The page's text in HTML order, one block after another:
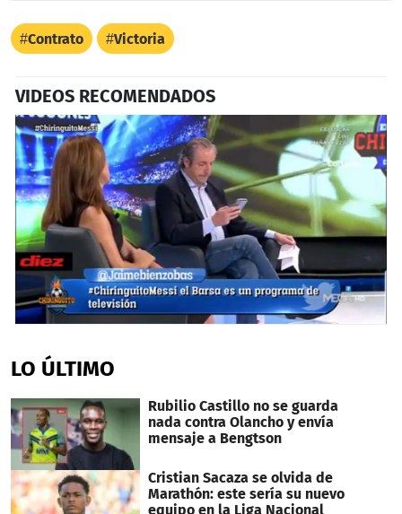
Contrato Victoria
VIDEOS RECOMENDADOS
of
1
8
seconds
LO ÚLTIMO
Rubilio Castillo no se guarda
nada contra Olancho y envía
mensaje a Bengtson
Cristian Sacaza se olvida de
Marathón: este sería su nuevo
equipo en la Liga Nacional